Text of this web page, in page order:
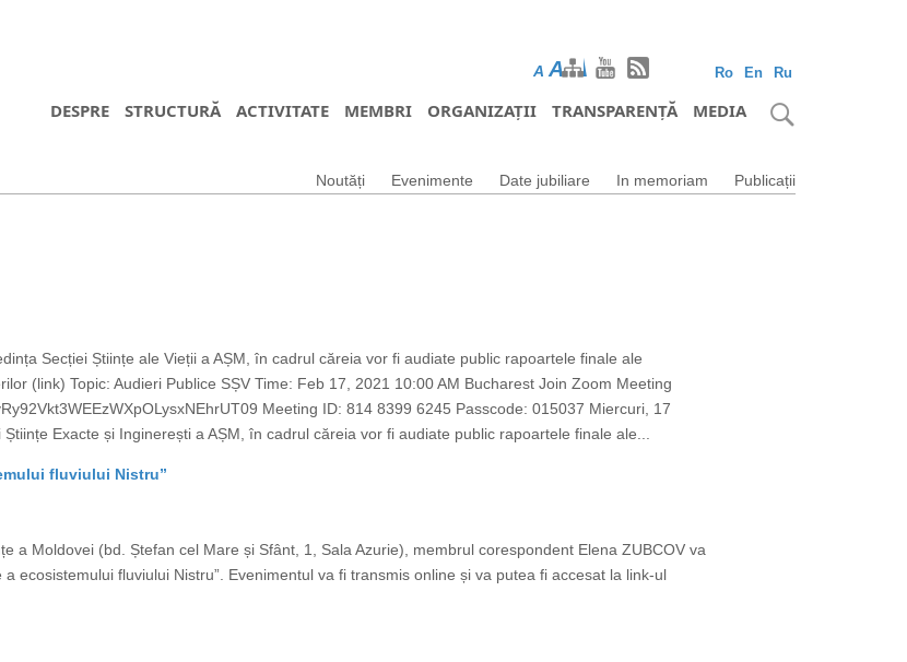
Ro En Ru
A AA
DESPRE STRUCTURĂ ACTIVITATE MEMBRI ORGANIZAȚII TRANSPARENȚĂ MEDIA
Noutăți Evenimente Date jubiliare In memoriam Publicații
Secției Științe ale Vieții a AȘM, în cadrul căreia vor fi audiate public rapoartele finale ale
(link) Topic: Audieri Publice SȘV Time: Feb 17, 2021 10:00 AM Bucharest Join Zoom Meeting
Meeting ID: 814 8399 6245 Passcode: 015037 Miercuri, 17
Exacte și Inginerești a AȘM, în cadrul căreia vor fi audiate public rapoartele finale ale...
fluviului Nistru”
a Moldovei (bd. Ștefan cel Mare și Sfânt, 1, Sala Azurie), membrul corespondent Elena ZUBCOV va
ecosistemului fluviului Nistru”. Evenimentul va fi transmis online și va putea fi accesat la link-ul